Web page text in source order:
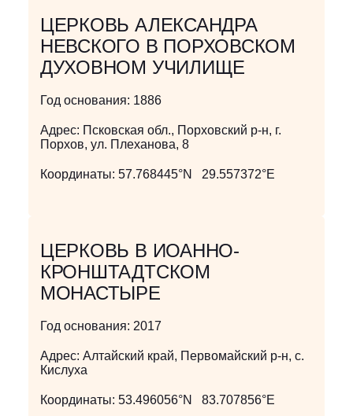
ЦЕРКОВЬ АЛЕКСАНДРА
НЕВСКОГО В ПОРХОВСКОМ
ДУХОВНОМ УЧИЛИЩЕ
Год основания: 1886
Адрес: Псковская обл., Порховский р-н, г.
Порхов, ул. Плеханова, 8
Координаты: 57.768445°N 29.557372°E
ЦЕРКОВЬ В ИОАННО-
КРОНШТАДТСКОМ
МОНАСТЫРЕ
Год основания: 2017
Адрес: Алтайский край, Первомайский р-н, с.
Кислуха
Координаты: 53.496056°N 83.707856°E